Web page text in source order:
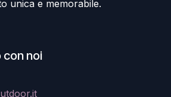
unica e memorabile.
con noi